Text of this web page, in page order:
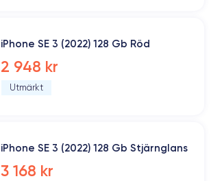
iPhone SE 3 (2022) 128 Gb Röd
2 948 kr
Utmärkt
iPhone SE 3 (2022) 128 Gb Stjärnglans
3 168 kr